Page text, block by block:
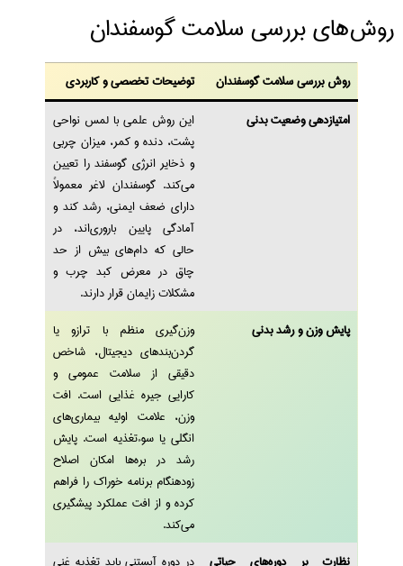
بررسی سلامت گوسفندان
روش بررسی سلامت گوسفندان
توضیحات تخصصی و کاربردی
امتیازدهی وضعیت بدنی
این روش علمی با لمس نواحی
پشت، دنده و کمر، میزان چربی
و ذخایر انرژی گوسفند را تعیین
می‌کند. گوسفندان لاغر معمولاً
دارای ضعف ایمنی، رشد کند و
آمادگی پایین باروری‌اند، در
حالی که دام‌های بیش از حد
چاق در معرض کبد چرب و
مشکلات زایمان قرار دارند.
پایش وزن و رشد بدنی
وزن‌گیری منظم با ترازو یا
گردن‌بندهای دیجیتال، شاخص
دقیقی از سلامت عمومی و
کارایی جیره غذایی است. افت
وزن، علامت اولیه بیماری‌های
انگلی یا سوء‌تغذیه است. پایش
رشد در بره‌ها امکان اصلاح
زودهنگام برنامه خوراک را فراهم
کرده و از افت عملکرد پیشگیری
می‌کند.